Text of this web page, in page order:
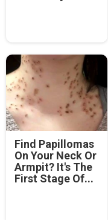
Find Papillomas
On Your Neck Or
Armpit? It's The
First Stage Of...